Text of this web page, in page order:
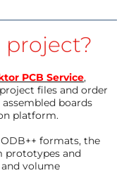
PCB Service,
files and order
boards
platform.
formats, the
prototypes and
volume